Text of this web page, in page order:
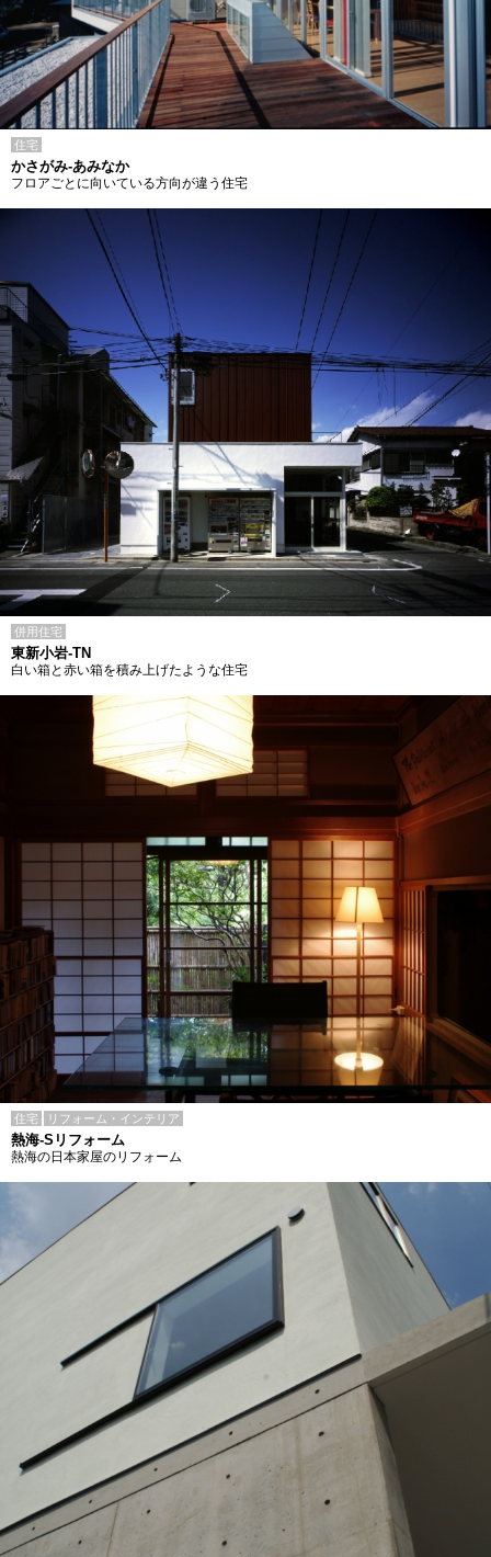
住宅
かさがみ-あみなか
フロアごとに向いている方向が違う住宅
併用住宅
東新小岩-TN
白い箱と赤い箱を積み上げたような住宅
住宅 リフォーム・インテリア
熱海-Sリフォーム
熱海の日本家屋のリフォーム